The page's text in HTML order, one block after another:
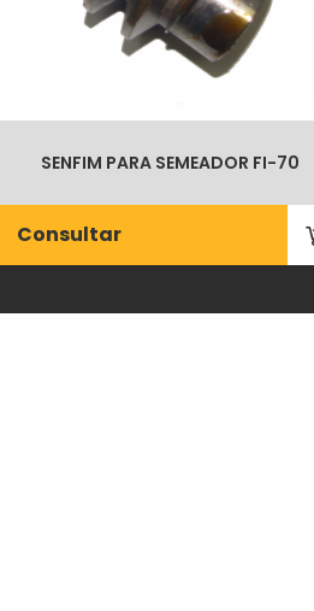
SENFIM PARA SEMEADOR FI-70
Consultar